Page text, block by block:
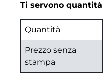
Ti servono
Quantità
Prezzo senza
stampa